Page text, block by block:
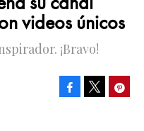
videos únicos
¡Bravo!
Facebook